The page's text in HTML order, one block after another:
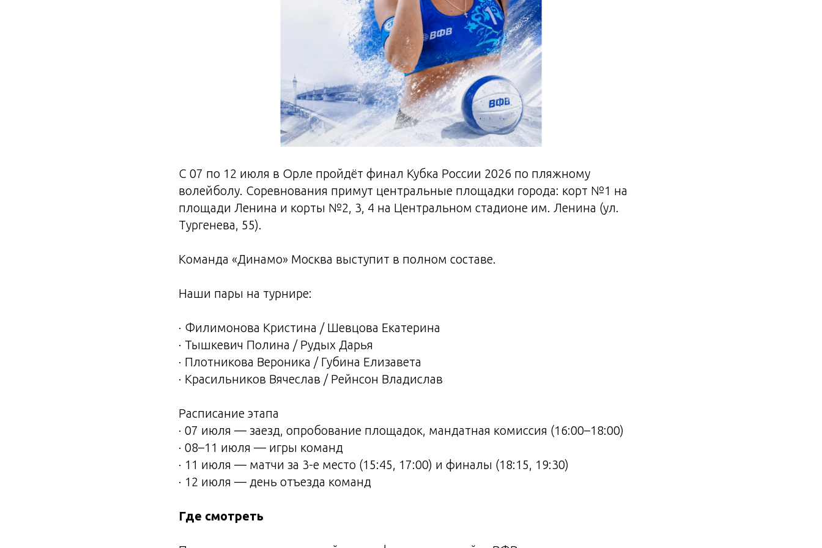
С 07 по 12 июля в Орле пройдёт финал Кубка России 2026 по пляжному
волейболу. Соревнования примут центральные площадки города: корт №1 на
площади Ленина и корты №2, 3, 4 на Центральном стадионе им. Ленина (ул.
Тургенева, 55).
Команда «Динамо» Москва выступит в полном составе.
Наши пары на турнире:
· Филимонова Кристина / Шевцова Екатерина
· Тышкевич Полина / Рудых Дарья
· Плотникова Вероника / Губина Елизавета
· Красильников Вячеслав / Рейнсон Владислав
Расписание этапа
· 07 июля — заезд, опробование площадок, мандатная комиссия (16:00–18:00)
· 08–11 июля — игры команд
· 11 июля — матчи за 3-е место (15:45, 17:00) и финалы (18:15, 19:30)
· 12 июля — день отъезда команд
Где смотреть